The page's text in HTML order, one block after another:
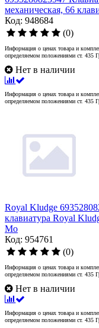
механическая, 66
Код: 948684
(0)
Информация о ценах товара и
определяемом положениями ст. 435
Нет в наличии
Информация о ценах товара и
определяемом положениями ст. 435
Royal Kludge
клавиатура Royal
Mo
Код: 954761
(0)
Информация о ценах товара и
определяемом положениями ст. 435
Нет в наличии
Информация о ценах товара и
определяемом положениями ст. 435